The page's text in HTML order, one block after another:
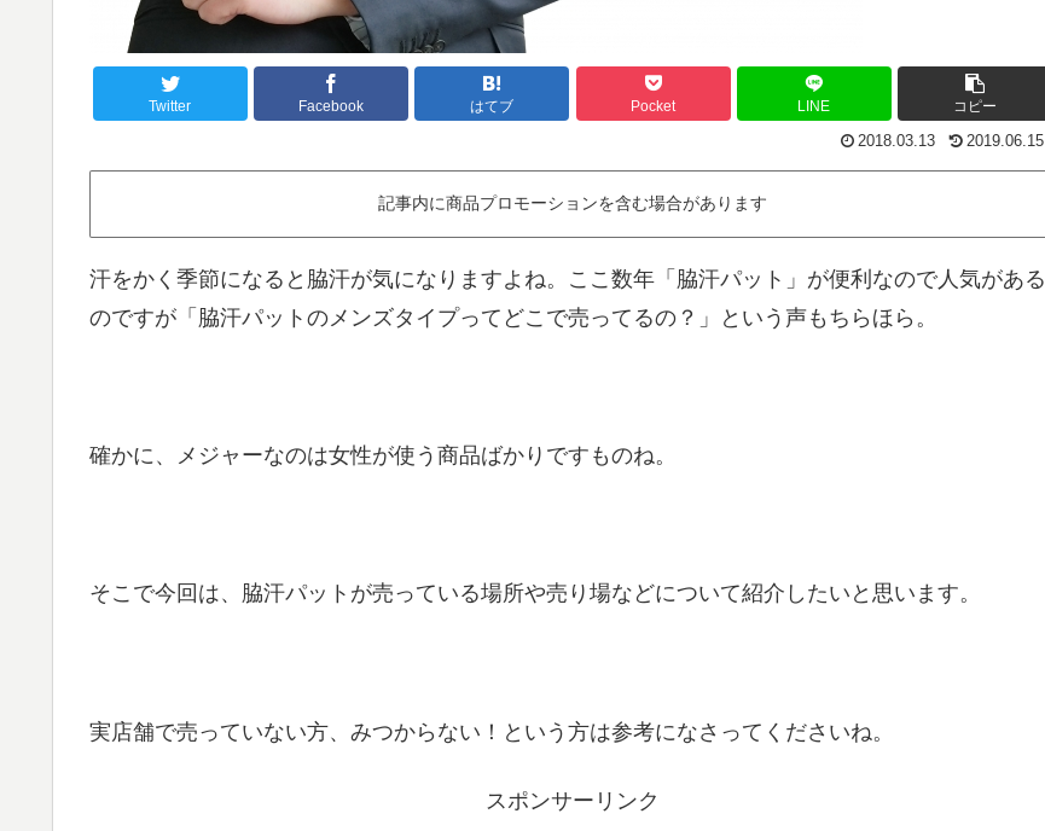
Twitter Facebook はてブ Pocket LINE コピー
2018.03.13 2019.06.15
記事内に商品プロモーションを含む場合があります
汗をかく季節になると脇汗が気になりますよね。ここ数年「脇汗パット」が便利なので人気がある
のですが「脇汗パットのメンズタイプってどこで売ってるの？」という声もちらほら。
確かに、メジャーなのは女性が使う商品ばかりですものね。
そこで今回は、脇汗パットが売っている場所や売り場などについて紹介したいと思います。
実店舗で売っていない方、みつからない！という方は参考になさってくださいね。
スポンサーリンク